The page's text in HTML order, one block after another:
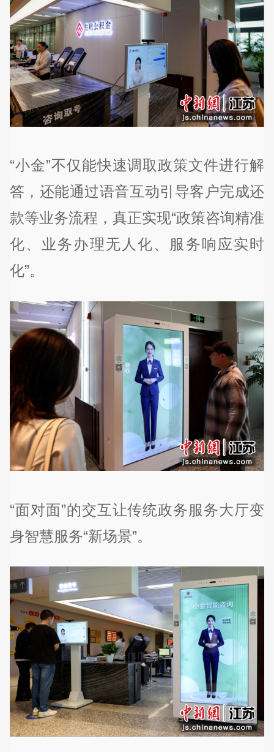
“小金”不仅能快速调取政策文件进行解
答，还能通过语音互动引导客户完成还
款等业务流程，真正实现“政策咨询精准
化、业务办理无人化、服务响应实时
化”。
“面对面”的交互让传统政务服务大厅变
身智慧服务“新场景”。